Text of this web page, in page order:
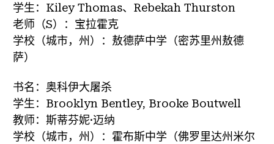
学生：Kiley Thomas、Rebekah Thurston
老师（S）：宝拉霍克
学校（城市，州）：敖德萨中学（密苏里州敖德
萨）
书名：奥科伊大屠杀
学生：Brooklyn Bentley, Brooke Boutwell
教师：斯蒂芬妮·迈纳
学校（城市，州）：霍布斯中学（佛罗里达州米尔